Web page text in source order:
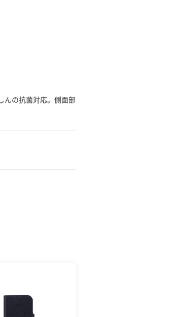
んの抗菌対応。側面部